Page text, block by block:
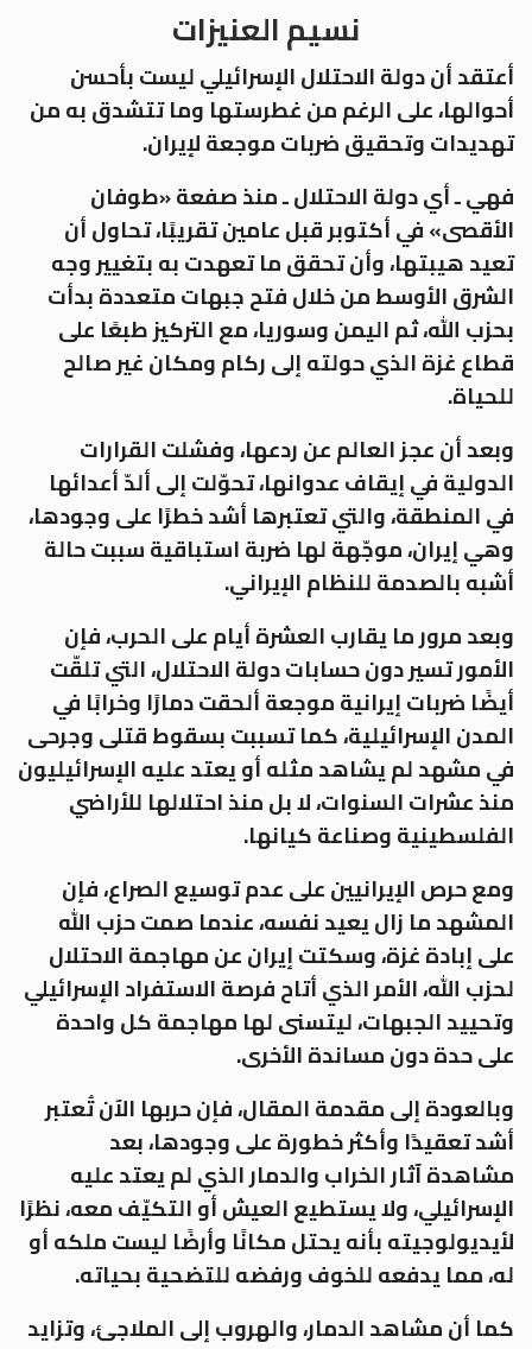
نسيم العنيزات
أعتقد أن دولة الاحتلال الإسرائيلي ليست بأحسن
أحوالها، على الرغم من غطرستها وما تتشدق به من
تهديدات وتحقيق ضربات موجعة لإيران.
فهي ـ أي دولة الاحتلال ـ منذ صفعة «طوفان
الأقصى» في أكتوبر قبل عامين تقريبًا، تحاول أن
تعيد هيبتها، وأن تحقق ما تعهدت به بتغيير وجه
الشرق الأوسط من خلال فتح جبهات متعددة بدأت
بحزب الله، ثم اليمن وسوريا، مع التركيز طبعًا على
قطاع غزة الذي حولته إلى ركام ومكان غير صالح
للحياة.
وبعد أن عجز العالم عن ردعها، وفشلت القرارات
الدولية في إيقاف عدوانها، تحوّلت إلى ألدّ أعدائها
في المنطقة، والتي تعتبرها أشد خطرًا على وجودها،
وهي إيران، موجّهة لها ضربة استباقية سببت حالة
أشبه بالصدمة للنظام الإيراني.
وبعد مرور ما يقارب العشرة أيام على الحرب، فإن
الأمور تسير دون حسابات دولة الاحتلال، التي تلقّت
أيضًا ضربات إيرانية موجعة ألحقت دمارًا وخرابًا في
المدن الإسرائيلية، كما تسببت بسقوط قتلى وجرحى
في مشهد لم يشاهد مثله أو يعتد عليه الإسرائيليون
منذ عشرات السنوات، لا بل منذ احتلالها للأراضي
الفلسطينية وصناعة كيانها.
ومع حرص الإيرانيين على عدم توسيع الصراع، فإن
المشهد ما زال يعيد نفسه، عندما صمت حزب الله
على إبادة غزة، وسكتت إيران عن مهاجمة الاحتلال
لحزب الله، الأمر الذي أتاح فرصة الاستفراد الإسرائيلي
وتحييد الجبهات، ليتسنى لها مهاجمة كل واحدة
على حدة دون مساندة الأخرى.
وبالعودة إلى مقدمة المقال، فإن حربها الآن تُعتبر
أشد تعقيدًا وأكثر خطورة على وجودها، بعد
مشاهدة آثار الخراب والدمار الذي لم يعتد عليه
الإسرائيلي، ولا يستطيع العيش أو التكيّف معه، نظرًا
لأيديولوجيته بأنه يحتل مكانًا وأرضًا ليست ملكه أو
له، مما يدفعه للخوف ورفضه للتضحية بحياته.
كما أن مشاهد الدمار، والهروب إلى الملاجئ، وتزايد